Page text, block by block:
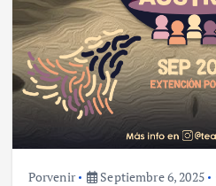
Porvenir Septiembre 6, 2025